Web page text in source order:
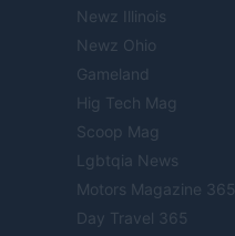
Newz Illinois
Newz Ohio
Gameland
Hig Tech Mag
Scoop Mag
Lgbtqia News
Motors Magazine 365
Day Travel 365